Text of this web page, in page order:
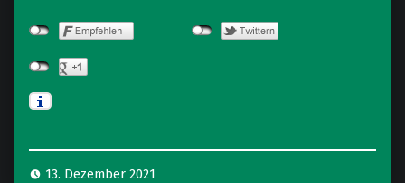
13. Dezember 2021